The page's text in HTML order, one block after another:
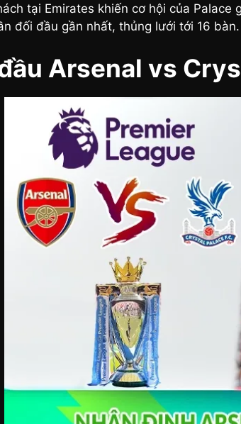
tại Emirates khiến cơ hội của
đối đầu gần nhất, thủng lưới tới 16 bàn.
Arsenal vs